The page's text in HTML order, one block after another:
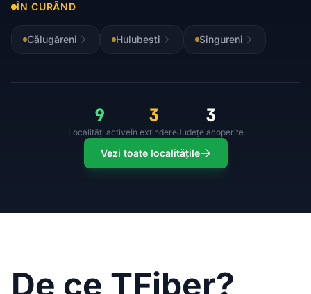
ÎN CURÂND
Călugăreni Hulubești Singureni
9
Localități active
3
În extindere
3
Județe acoperite
Vezi toate localitățile
De ce TFiber?